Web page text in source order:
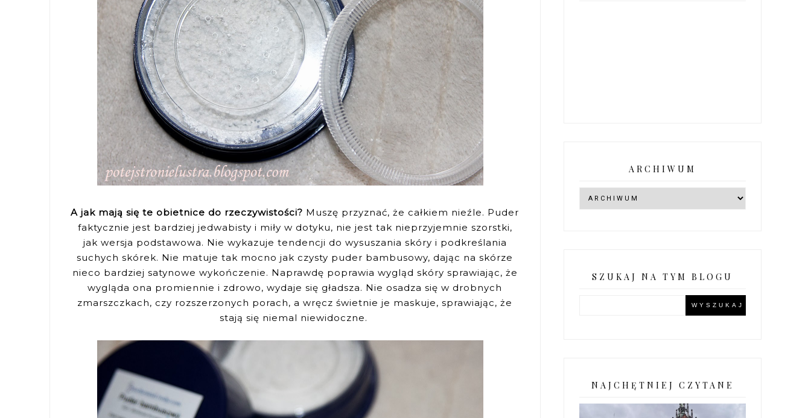
A jak mają się te obietnice do rzeczywistości? Muszę przyznać, że całkiem nieźle. Puder
faktycznie jest bardziej jedwabisty i miły w dotyku, nie jest tak nieprzyjemnie szorstki,
jak wersja podstawowa. Nie wykazuje tendencji do wysuszania skóry i podkreślania
suchych skórek. Nie matuje tak mocno jak czysty puder bambusowy, dając na skórze
nieco bardziej satynowe wykończenie. Naprawdę poprawia wygląd skóry sprawiając, że
wygląda ona promiennie i zdrowo, wydaje się gładsza. Nie osadza się w drobnych
zmarszczkach, czy rozszerzonych porach, a wręcz świetnie je maskuje, sprawiając, że
stają się niemal niewidoczne.
ARCHIWUM
SZUKAJ NA TYM BLOGU
NAJCHĘTNIEJ CZYTANE